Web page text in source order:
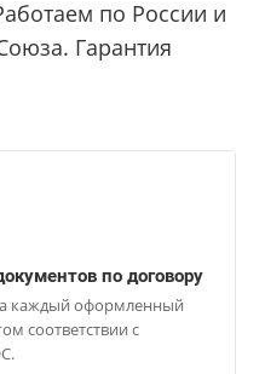
по России и
Гарантия
по договору
каждый оформленный
соответствии с